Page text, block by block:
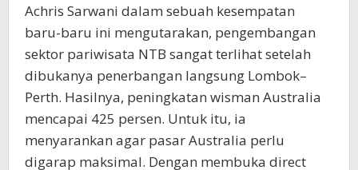
Achris Sarwani dalam sebuah kesempatan
baru-baru ini mengutarakan, pengembangan
sektor pariwisata NTB sangat terlihat setelah
dibukanya penerbangan langsung Lombok–
Perth. Hasilnya, peningkatan wisman Australia
mencapai 425 persen. Untuk itu, ia
menyarankan agar pasar Australia perlu
digarap maksimal. Dengan membuka direct